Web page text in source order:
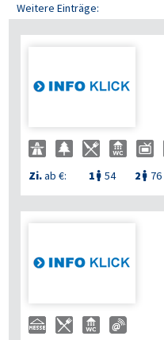
Weitere Einträge:
Zi.ab €: 1  54 2  76